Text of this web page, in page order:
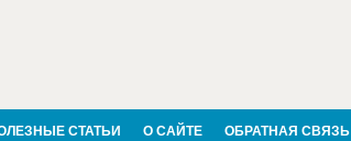
СТАТЬИ О САЙТЕ ОБРАТНАЯ СВЯЗЬ